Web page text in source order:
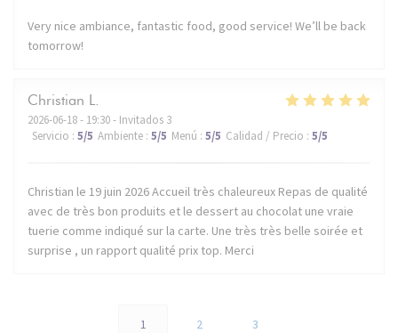
Very nice ambiance, fantastic food, good service! We’ll be back
tomorrow!
Christian L
2026-06-18- 19:30 - Invitados 3
Servicio : 5/5 Ambiente : 5/5 Menú : 5/5 Calidad / Precio : 5/5
Christian le 19 juin 2026 Accueil très chaleureux Repas de qualité
avec de très bon produits et le dessert au chocolat une vraie
tuerie comme indiqué sur la carte. Une très très belle soirée et
surprise , un rapport qualité prix top. Merci
1 2 3